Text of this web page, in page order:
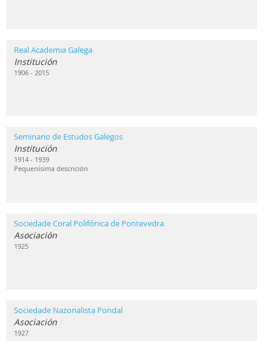
Real Academia Galega
Institución
1906 - 2015
Seminario de Estudos Galegos
Institución
1914 - 1939
Pequenísima descrición
Sociedade Coral Polifónica de Pontevedra
Asociación
1925
Sociedade Nazonalista Pondal
Asociación
1927